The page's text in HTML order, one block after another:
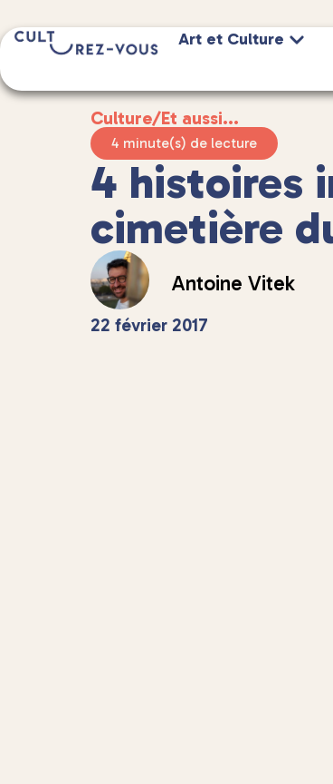
Art et Culture
Culture/Et aussi...
4 minute(s) de lecture
4 histoires
cimetière
Antoine Vitek
22 février 2017